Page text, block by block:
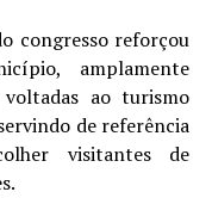
congresso reforçou
amplamente
ao turismo
de referência
visitantes de